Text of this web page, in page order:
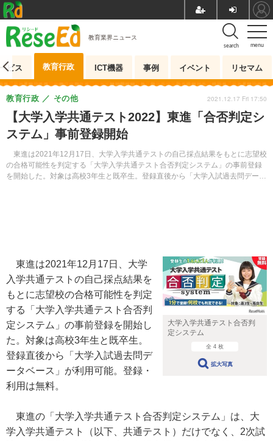
menu
search
教育業界ニュース
ビス 教育行政 ICT機器 事例 イベント リセマム
【大学入学共通テスト2022】東進「合否判定シ
ステム」事前登録開始
東進は2021年12月17日、大学入学共通テストの自己採点結果をもとに志望校
の合格可能性を判定する「大学入学共通テスト合否判定システム」の事前登録
を開始した。対象は高校3年生と既卒生。登録直後から「大学入試過去問データ
教育行政 その他 2021.12.17 Fri 17:50
大学入学共通テスト合否判
定システム
全 4 枚
拡大写真
東進は2021年12月17日、大学
入学共通テストの自己採点結果を
もとに志望校の合格可能性を判定
する「大学入学共通テスト合否判
定システム」の事前登録を開始し
た。対象は高校3年生と既卒生。
登録直後から「大学入試過去問デ
ータベース」が利用可能。登録・
利用は無料。
東進の「大学入学共通テスト合否判定システム」は、大
学入学共通テスト（以下、共通テスト）だけでなく、2次試